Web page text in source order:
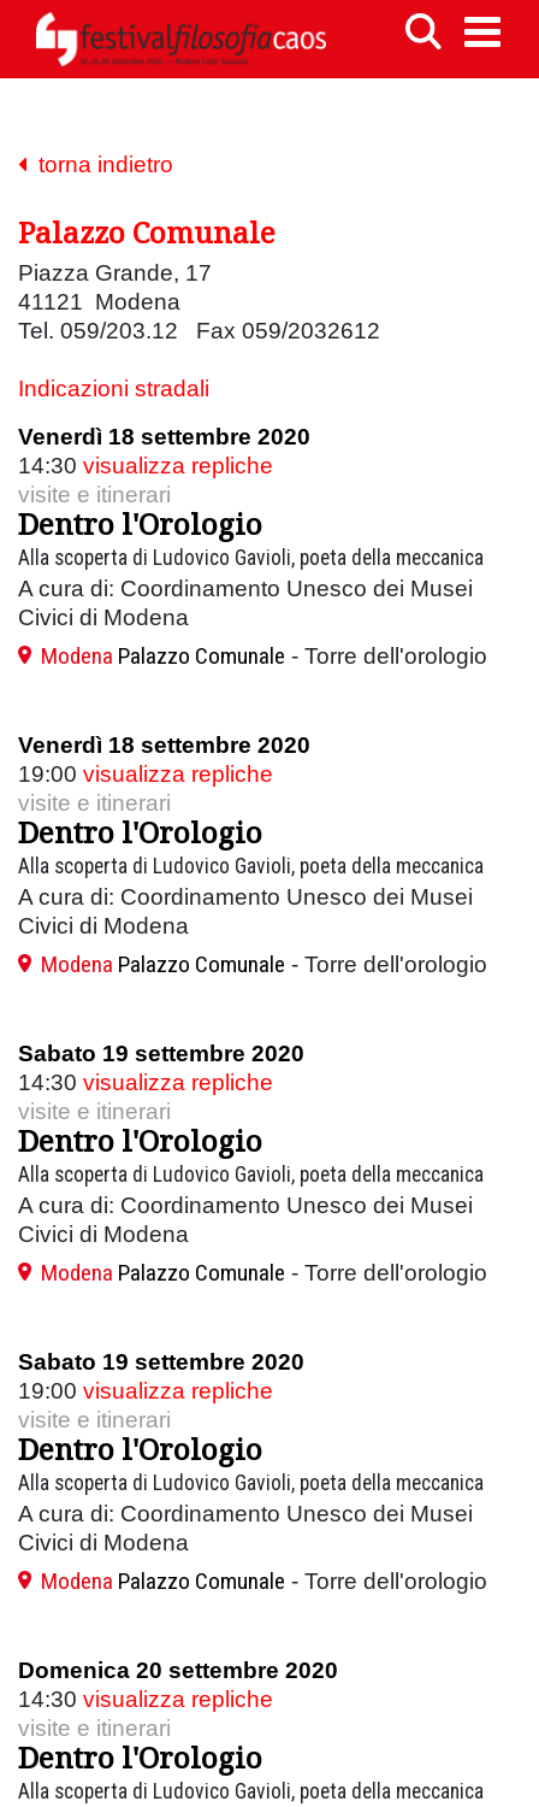
torna indietro
Palazzo Comunale
Piazza Grande, 17
41121 Modena
Tel. 059/203.12 Fax 059/2032612
Indicazioni stradali
Venerdì 18 settembre 2020
14:30 visualizza repliche
visite e itinerari
Dentro l'Orologio
Alla scoperta di Ludovico Gavioli, poeta della meccanica
A cura di: Coordinamento Unesco dei Musei
Civici di Modena
Modena Palazzo Comunale - Torre dell'orologio
Venerdì 18 settembre 2020
19:00 visualizza repliche
visite e itinerari
Dentro l'Orologio
Alla scoperta di Ludovico Gavioli, poeta della meccanica
A cura di: Coordinamento Unesco dei Musei
Civici di Modena
Modena Palazzo Comunale - Torre dell'orologio
Sabato 19 settembre 2020
14:30 visualizza repliche
visite e itinerari
Dentro l'Orologio
Alla scoperta di Ludovico Gavioli, poeta della meccanica
A cura di: Coordinamento Unesco dei Musei
Civici di Modena
Modena Palazzo Comunale - Torre dell'orologio
Sabato 19 settembre 2020
19:00 visualizza repliche
visite e itinerari
Dentro l'Orologio
Alla scoperta di Ludovico Gavioli, poeta della meccanica
A cura di: Coordinamento Unesco dei Musei
Civici di Modena
Modena Palazzo Comunale - Torre dell'orologio
Domenica 20 settembre 2020
14:30 visualizza repliche
visite e itinerari
Dentro l'Orologio
Alla scoperta di Ludovico Gavioli, poeta della meccanica